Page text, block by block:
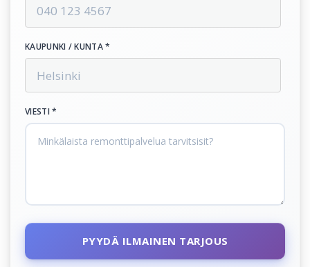
KAUPUNKI / KUNTA *
VIESTI *
PYYDÄ ILMAINEN TARJOUS